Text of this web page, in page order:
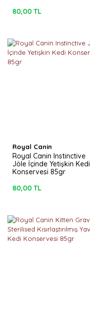
80,00 TL
Royal Canin
Royal Canin Instinctive
Jöle İçinde Yetişkin Kedi
Konservesi 85gr
80,00 TL